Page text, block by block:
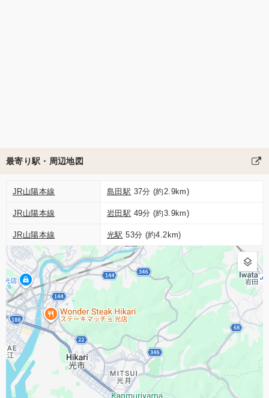
最寄り駅・周辺地図
JR山陽本線 島田駅 37分 (約2.9km)
JR山陽本線 岩田駅 49分 (約3.9km)
JR山陽本線 光駅 53分 (約4.2km)